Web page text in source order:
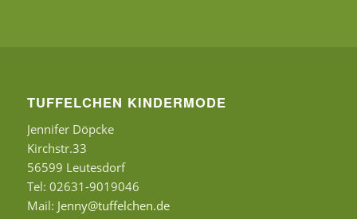
TUFFELCHEN KINDERMODE
Jennifer Döpcke
Kirchstr.33
56599 Leutesdorf
Tel: 02631-9019046
Mail: Jenny@tuffelchen.de